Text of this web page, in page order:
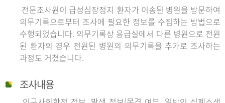
전문조사원이 급성심장정지 환자가 이송된 병원을 방문하여
의무기록으로부터 조사에 필요한 정보를 수집하는 방법으로
수행되었습니다. 의무기록상 응급실에서 다른 병원으로 전원
된 환자의 경우 전원된 병원의 의무기록을 추가로 조사하는
과정도 거쳤습니다.
조사내용